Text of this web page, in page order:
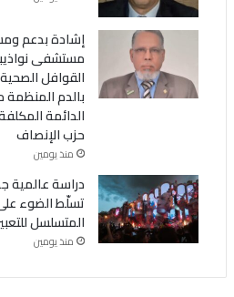
إشادة بدعم
مستشفى
القوافل
بالدم
الدائمة
حزب الإنصاف
منذ يومين
تسلّط الضوء على
المتسلسل
منذ يومين